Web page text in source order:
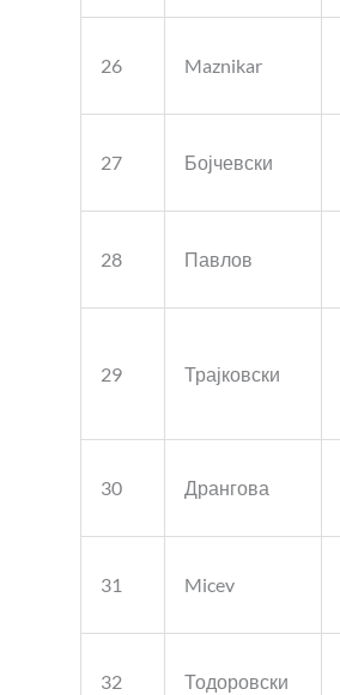
26 Maznikar
27 Бојчевски
28 Павлов
29 Трајковски
30 Дрангова
31 Micev
32 Тодоровски